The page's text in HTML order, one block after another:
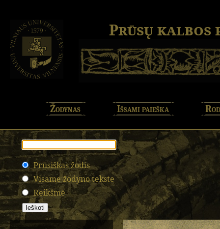
Prūsų kalbos
Žodynas Išsami paieška
Prūsiškas žodis
Visame žodyno tekste
Reikšmė